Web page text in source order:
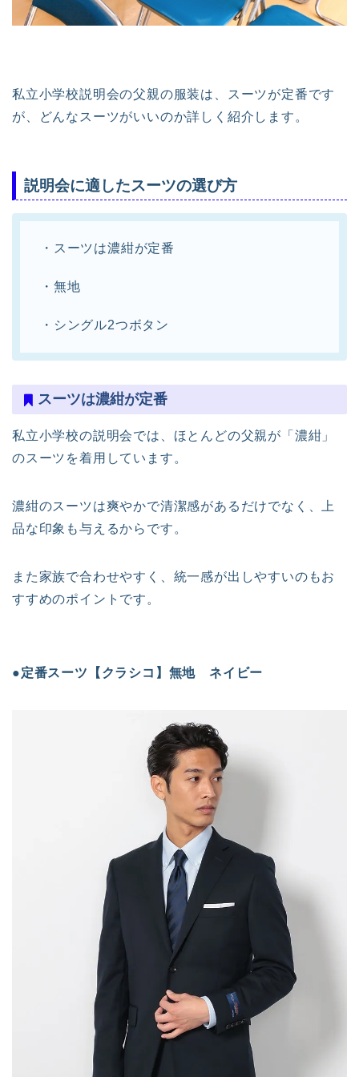
私立小学校説明会の父親の服装は、スーツが定番です
が、どんなスーツがいいのか詳しく紹介します。
説明会に適したスーツの選び方
・スーツは濃紺が定番
・無地
・シングル2つボタン
スーツは濃紺が定番
私立小学校の説明会では、ほとんどの父親が「濃紺」
のスーツを着用しています。
濃紺のスーツは爽やかで清潔感があるだけでなく、上
品な印象も与えるからです。
また家族で合わせやすく、統一感が出しやすいのもお
すすめのポイントです。
●定番スーツ【クラシコ】無地 ネイビー